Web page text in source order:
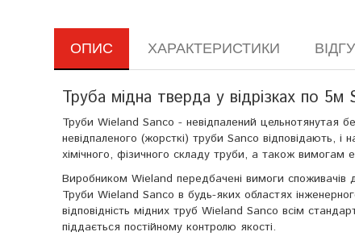
ОПИС ХАРАКТЕРИСТИКИ
Труба мідна тверда у відрізках по
Труби Wieland Sanco - невідпалений цельнотянутая
невідпаленого (жорсткі) труби Sanco відповідають,
хімічного, фізичного складу труби, а також вимогам
Виробником Wieland передбачені вимоги споживачів
Труби Wieland Sanco в будь-яких областях
відповідність мідних труб Wieland Sanco всім
піддається постійному контролю якості.